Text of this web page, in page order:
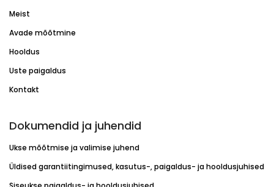
Meist
Avade mõõtmine
Hooldus
Uste paigaldus
Kontakt
Dokumendid ja juhendid
Ukse mõõtmise ja valimise juhend
Üldised garantiitingimused, kasutus-, paigaldus- ja hooldusjuhised